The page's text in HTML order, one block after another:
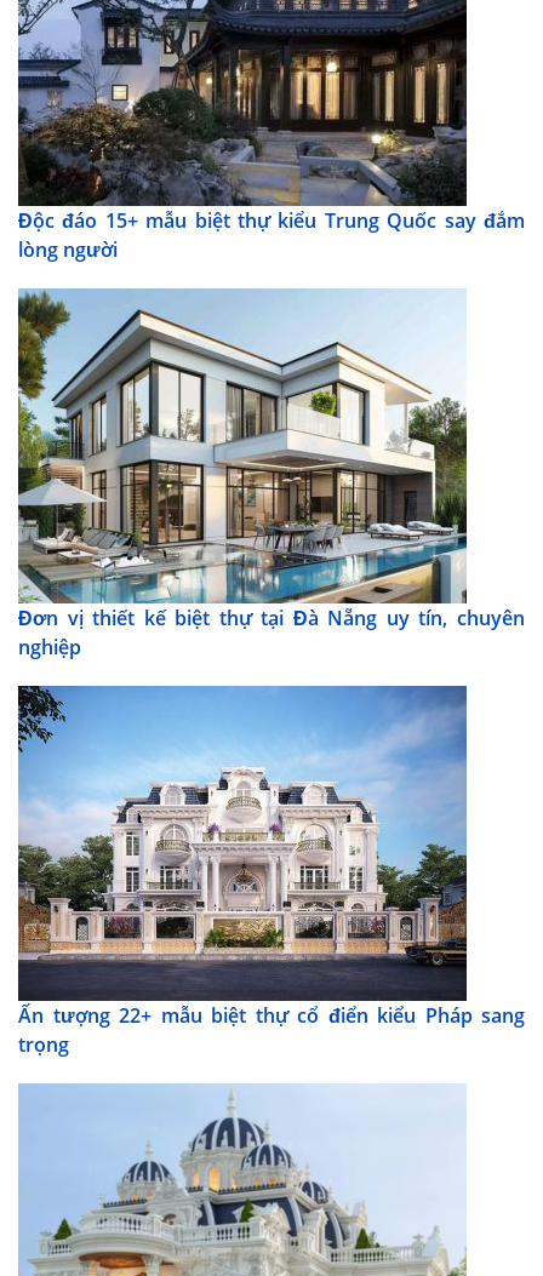
Độc đáo 15+ mẫu biệt thự kiểu Trung Quốc say đắm
lòng người
Đơn vị thiết kế biệt thự tại Đà Nẵng uy tín, chuyên
nghiệp
Ấn tượng 22+ mẫu biệt thự cổ điển kiểu Pháp sang
trọng